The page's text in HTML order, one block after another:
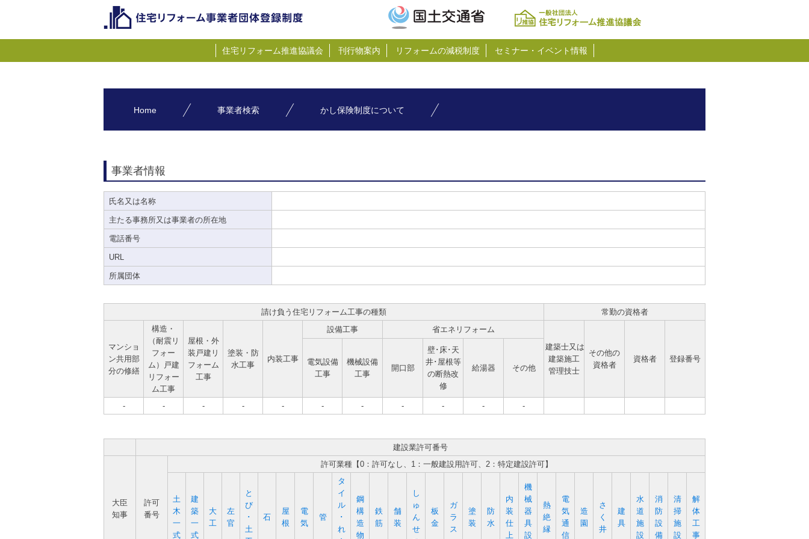
住宅リフォーム推進協議会 刊行物案内 リフォームの減税制度 セミナー・イベント情報
Home 事業者検索 かし保険制度について
事業者情報
氏名又は名称
主たる事務所又は事業者の所在地
電話番号
URL
所属団体
請け負う住宅リフォーム工事の種類 常勤の資格者
マンショ
ン共用部
分の修繕
構造・
（耐震リ
フォー
ム）戸建
リフォー
ム工事
屋根・外
装戸建リ
フォーム
工事
塗装・防
水工事
内装工事
設備工事
省エネリフォーム
建築士又は
建築施工
管理技士
その他の
資格者
資格者 登録番号
電気設備
工事
機械設備
工事
開口部
壁･床･天
井･屋根等
の断熱改
修
給湯器 その他
- - - - - - - - - - -
建設業許可番号
大臣
知事
許可
番号
許可業種【0：許可なし、1：一般建設用許可、2：特定建設許可】
土
木
一
式
建
築
一
式
大
工
左
官
と
び
･
土
石
屋
根
電
気
管
タ
イ
ル
･
れ
鋼
構
造
物
鉄
筋
舗
装
し
ゅ
ん
せ
板
金
ガ
ラ
ス
塗
装
防
水
内
装
仕
上
機
械
器
具
設
熱
絶
縁
電
気
通
信
造
園
さ
く
井
建
具
水
道
施
設
消
防
設
備
清
掃
施
設
解
体
工
事